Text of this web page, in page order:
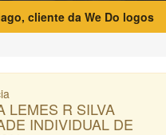
cliente da We Do logos
LEMES R SILVA
INDIVIDUAL DE